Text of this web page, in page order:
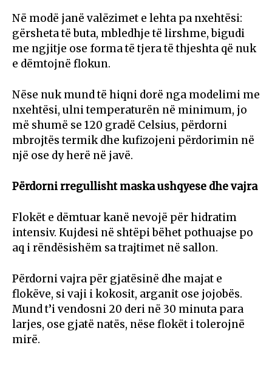
Në modë janë valëzimet e lehta pa nxehtësi:
gërsheta të buta, mbledhje të lirshme, bigudi
me ngjitje ose forma të tjera të thjeshta që nuk
e dëmtojnë flokun.
Nëse nuk mund të hiqni dorë nga modelimi me
nxehtësi, ulni temperaturën në minimum, jo
më shumë se 120 gradë Celsius, përdorni
mbrojtës termik dhe kufizojeni përdorimin në
një ose dy herë në javë.
Përdorni rregullisht maska ushqyese dhe vajra
Flokët e dëmtuar kanë nevojë për hidratim
intensiv. Kujdesi në shtëpi bëhet pothuajse po
aq i rëndësishëm sa trajtimet në sallon.
Përdorni vajra për gjatësinë dhe majat e
flokëve, si vaji i kokosit, arganit ose jojobës.
Mund t’i vendosni 20 deri në 30 minuta para
larjes, ose gjatë natës, nëse flokët i tolerojnë
mirë.